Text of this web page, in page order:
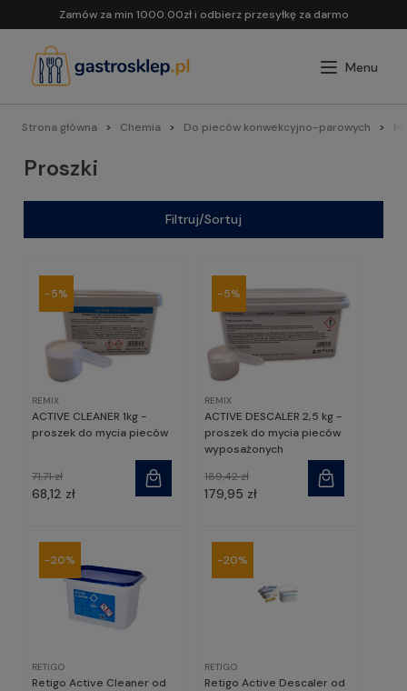
Zamów za min 1000.00zł i odbierz przesyłkę za darmo
Strona główna Chemia Do pieców konwekcyjno-parowych
Proszki
Filtruj/Sortuj
REMIX
ACTIVE CLEANER 1kg -
proszek do mycia pieców
68,12 zł
71,71 zł
-5%
REMIX
ACTIVE DESCALER 2,5 kg -
proszek do mycia pieców
wyposażonych
179,95 zł
189,42 zł
-5%
RETIGO
Retigo Active Cleaner od
-20%
RETIGO
Retigo Active Descaler od
-20%